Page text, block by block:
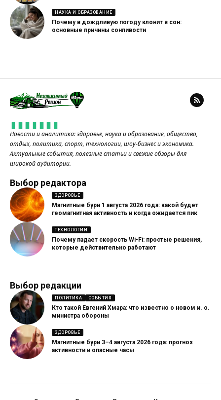
НАУКА И ОБРАЗОВАНИЕ
Почему в дождливую погоду клонит в сон:
основные причины сонливости
Новости и аналитика: здоровье, наука и образование, общество,
отдых, политика, спорт, технологии, шоу-бизнес и экономика.
Актуальные события, полезные статьи и свежие обзоры для
широкой аудитории.
Выбор редактора
ЗДОРОВЬЕ
Магнитные бури 1 августа 2026 года: какой будет
геомагнитная активность и когда ожидается пик
ТЕХНОЛОГИИ
Почему падает скорость Wi-Fi: простые решения,
которые действительно работают
Выбор редакции
ПОЛИТИКА СОБЫТИЯ
Кто такой Евгений Хмара: что известно о новом и. о.
министра обороны
ЗДОРОВЬЕ
Магнитные бури 3–4 августа 2026 года: прогноз
активности и опасные часы